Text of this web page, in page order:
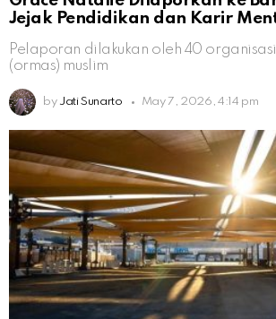
Jejak Pendidikan dan Karir
Pelaporan dilakukan oleh 40
(ormas) muslim
by Jati Sunarto May 7, 2026, 4:14 pm